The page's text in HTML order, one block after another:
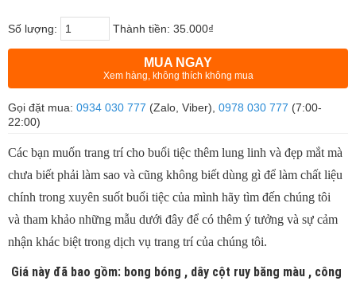
Số lượng: Thành tiền: 35.000₫
MUA NGAY
Xem hàng, không thích không mua
Gọi đặt mua: 0934 030 777 (Zalo, Viber), 0978 030 777 (7:00-
22:00)
Các bạn muốn trang trí cho buổi tiệc thêm lung linh và đẹp mắt mà
chưa biết phải làm sao và cũng không biết dùng gì để làm chất liệu
chính trong xuyên suốt buổi tiệc của mình hãy tìm đến chúng tôi
và tham khảo những mẫu dưới đây để có thêm ý tưởng và sự cảm
nhận khác biệt trong dịch vụ trang trí của chúng tôi.
Giá này đã bao gồm: bong bóng , dây cột ruy băng màu , công